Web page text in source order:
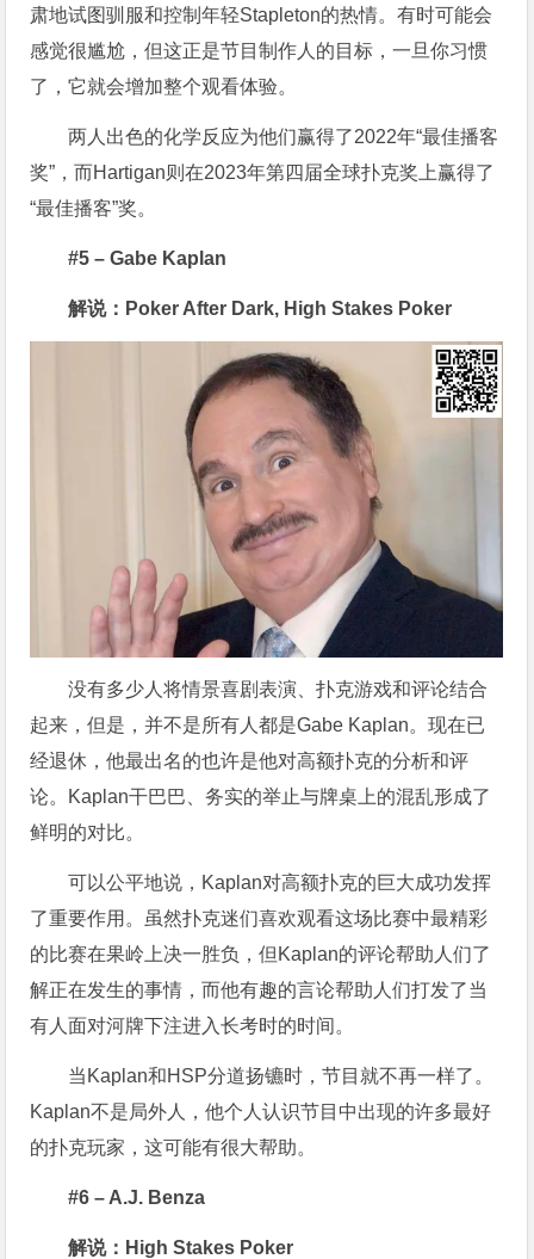
肃地试图驯服和控制年轻Stapleton的热情。有时可能会
感觉很尴尬，但这正是节目制作人的目标，一旦你习惯
了，它就会增加整个观看体验。
两人出色的化学反应为他们赢得了2022年“最佳播客
奖”，而Hartigan则在2023年第四届全球扑克奖上赢得了
“最佳播客”奖。
#5 – Gabe Kaplan
解说：Poker After Dark, High Stakes Poker
没有多少人将情景喜剧表演、扑克游戏和评论结合
起来，但是，并不是所有人都是Gabe Kaplan。现在已
经退休，他最出名的也许是他对高额扑克的分析和评
论。Kaplan干巴巴、务实的举止与牌桌上的混乱形成了
鲜明的对比。
可以公平地说，Kaplan对高额扑克的巨大成功发挥
了重要作用。虽然扑克迷们喜欢观看这场比赛中最精彩
的比赛在果岭上决一胜负，但Kaplan的评论帮助人们了
解正在发生的事情，而他有趣的言论帮助人们打发了当
有人面对河牌下注进入长考时的时间。
当Kaplan和HSP分道扬镳时，节目就不再一样了。
Kaplan不是局外人，他个人认识节目中出现的许多最好
的扑克玩家，这可能有很大帮助。
#6 – A.J. Benza
解说：High Stakes Poker